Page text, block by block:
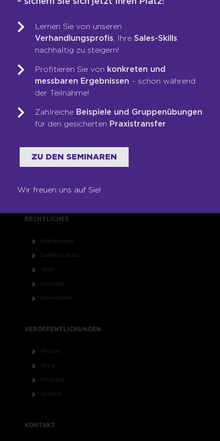
Training & Coaching
LOOP-Prozess®
WER WIR SIND
Auszeichnungen
Franchise
Shop
RECHTLICHES
Impressum
Datenschutz
AGB
Kontakt
Newsletter
VERÖFFENTLICHUNGEN
Presse
Blog
Podcast
Bücher
KONTAKT
Lernen Sie von unseren
Verhandlungsprofis, IhreSales-Skills
nachhaltig zu steigern!
Profitieren Sie von konkreten und
messbaren Ergebnissen – schon während
der Teilnahme!
Zahlreiche Beispiele und Gruppenübungen
für den gesicherten Praxistransfer
ZU DEN SEMINAREN
Wir freuen uns auf Sie!